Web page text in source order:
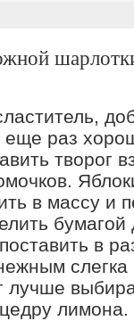
еще раз
творог
в массу и
бумагой
в
слегка
лучше
лимона.